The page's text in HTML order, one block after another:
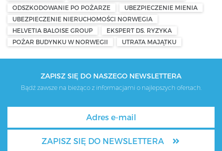
ODSZKODOWANIE PO POŻARZE
UBEZPIECZENIE MIENIA
UBEZPIECZENIE NIERUCHOMOŚCI NORWEGIA
HELVETIA BALOISE GROUP
EKSPERT DS. RYZYKA
POŻAR BUDYNKU W NORWEGII
UTRATA MAJĄTKU
ZAPISZ SIĘ DO NASZEGO NEWSLETTERA
Bądź zawsze na bieżąco z informacjami o najlepszych ofertach.
ZAPISZ SIĘ DO NEWSLETTERA